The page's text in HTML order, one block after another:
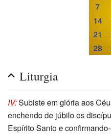
7
14
21
28
Liturgia
IV:Subiste em glória aos
enchendo de júbilo os
Espírito Santo e